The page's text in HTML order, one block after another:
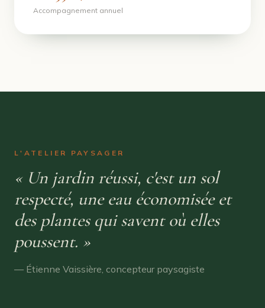
Accompagnement annuel
L'ATELIER PAYSAGER
« Un jardin réussi, c'est un sol
respecté, une eau économisée et
des plantes qui savent où elles
poussent. »
— Étienne Vaissière, concepteur paysagiste